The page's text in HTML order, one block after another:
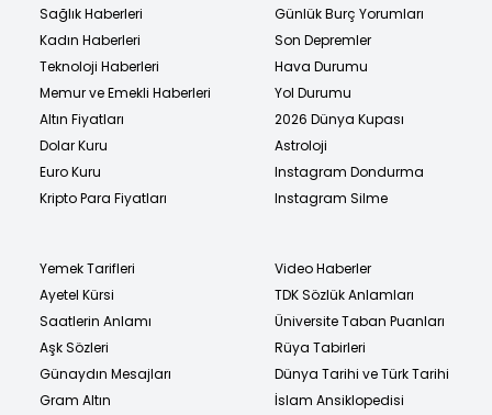
Sağlık Haberleri
Kadın Haberleri
Teknoloji Haberleri
Memur ve Emekli Haberleri
Altın Fiyatları
Dolar Kuru
Euro Kuru
Kripto Para Fiyatları
Günlük Burç Yorumları
Son Depremler
Hava Durumu
Yol Durumu
2026 Dünya Kupası
Astroloji
Instagram Dondurma
Instagram Silme
Yemek Tarifleri
Ayetel Kürsi
Saatlerin Anlamı
Aşk Sözleri
Günaydın Mesajları
Gram Altın
Video Haberler
TDK Sözlük Anlamları
Üniversite Taban Puanları
Rüya Tabirleri
Dünya Tarihi ve Türk Tarihi
İslam Ansiklopedisi